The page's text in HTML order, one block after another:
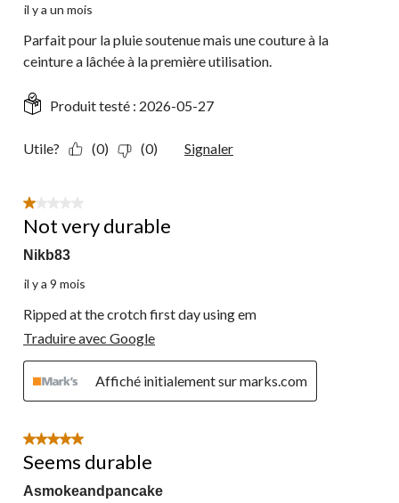
il y a un mois
Parfait pour la pluie soutenue mais une couture à la
ceinture a lâchée à la première utilisation.
Produit testé : 2026-05-27
Utile? (0) (0) Signaler
1 étoile(s) sur 5.
Not very durable
Nikb83
il y a 9 mois
Ripped at the crotch first day using em
Traduire avec Google
Affiché initialement sur marks.com
5 étoile(s) sur 5.
Seems durable
Asmokeandpancake